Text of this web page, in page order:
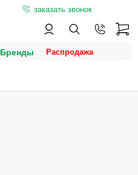
заказать звонок
Бренды